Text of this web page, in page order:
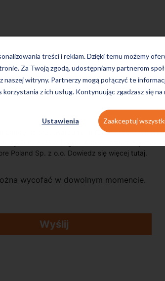
treści i reklam. Dzięki temu możemy
Za Twoją zgodą, udostępniamy partnerom
witryny. Partnerzy mogą połączyć te
z ich usług. Kontynuując zgadzasz się na
Ustawienia Zaakceptuj
zgodę na przetwarzanie mojego numeru
Poland Sp. z o.o. Dowiedz się więcej tutaj
wycofać w dowolnym momencie.
Wyślij